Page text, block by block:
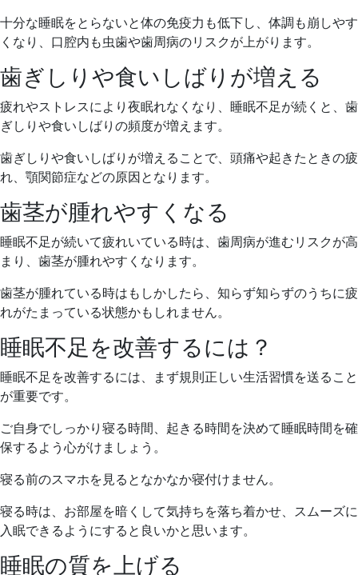
十分な睡眠をとらないと体の免疫力も低下し、体調も崩しやす
くなり、口腔内も虫歯や歯周病のリスクが上がります。
歯ぎしりや食いしばりが増える
疲れやストレスにより夜眠れなくなり、睡眠不足が続くと、歯
ぎしりや食いしばりの頻度が増えます。
歯ぎしりや食いしばりが増えることで、頭痛や起きたときの疲
れ、顎関節症などの原因となります。
歯茎が腫れやすくなる
睡眠不足が続いて疲れいている時は、歯周病が進むリスクが高
まり、歯茎が腫れやすくなります。
歯茎が腫れている時はもしかしたら、知らず知らずのうちに疲
れがたまっている状態かもしれません。
睡眠不足を改善するには？
睡眠不足を改善するには、まず規則正しい生活習慣を送ること
が重要です。
ご自身でしっかり寝る時間、起きる時間を決めて睡眠時間を確
保するよう心がけましょう。
寝る前のスマホを見るとなかなか寝付けません。
寝る時は、お部屋を暗くして気持ちを落ち着かせ、スムーズに
入眠できるようにすると良いかと思います。
睡眠の質を上げる